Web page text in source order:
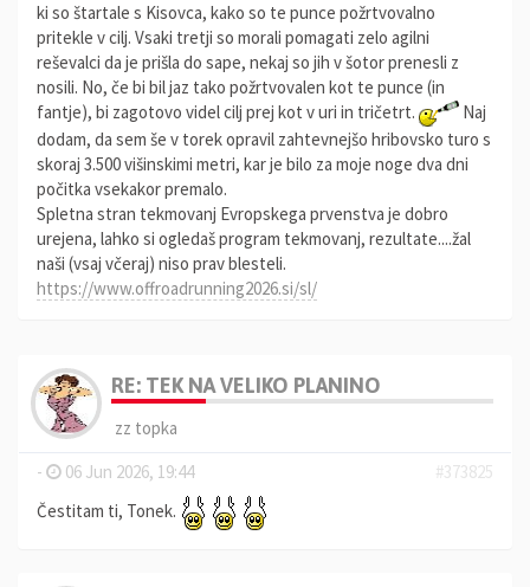
ki so štartale s Kisovca, kako so te punce požrtvovalno
pritekle v cilj. Vsaki tretji so morali pomagati zelo agilni
reševalci da je prišla do sape, nekaj so jih v šotor prenesli z
nosili. No, če bi bil jaz tako požrtvovalen kot te punce (in
fantje), bi zagotovo videl cilj prej kot v uri in tričetrt.
Naj
dodam, da sem še v torek opravil zahtevnejšo hribovsko turo s
skoraj 3.500 višinskimi metri, kar je bilo za moje noge dva dni
počitka vsekakor premalo.
Spletna stran tekmovanj Evropskega prvenstva je dobro
urejena, lahko si ogledaš program tekmovanj, rezultate....žal
naši (vsaj včeraj) niso prav blesteli.
https://www.offroadrunning2026.si/sl/
RE: TEK NA VELIKO PLANINO
zz topka
-
06 Jun 2026, 19:44
#373825
Čestitam ti, Tonek.